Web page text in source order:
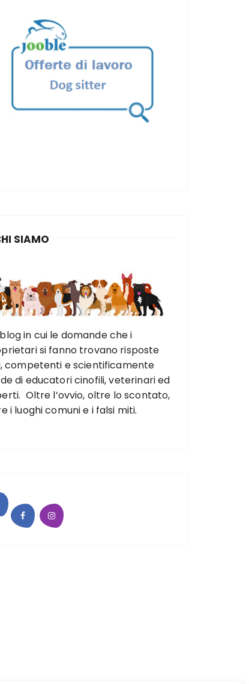
SIAMO
in cui le domande che i
si fanno trovano risposte
competenti e scientificamente
di educatori cinofili, veterinari ed
Oltre l’ovvio, oltre lo scontato,
i luoghi comuni e i falsi miti.